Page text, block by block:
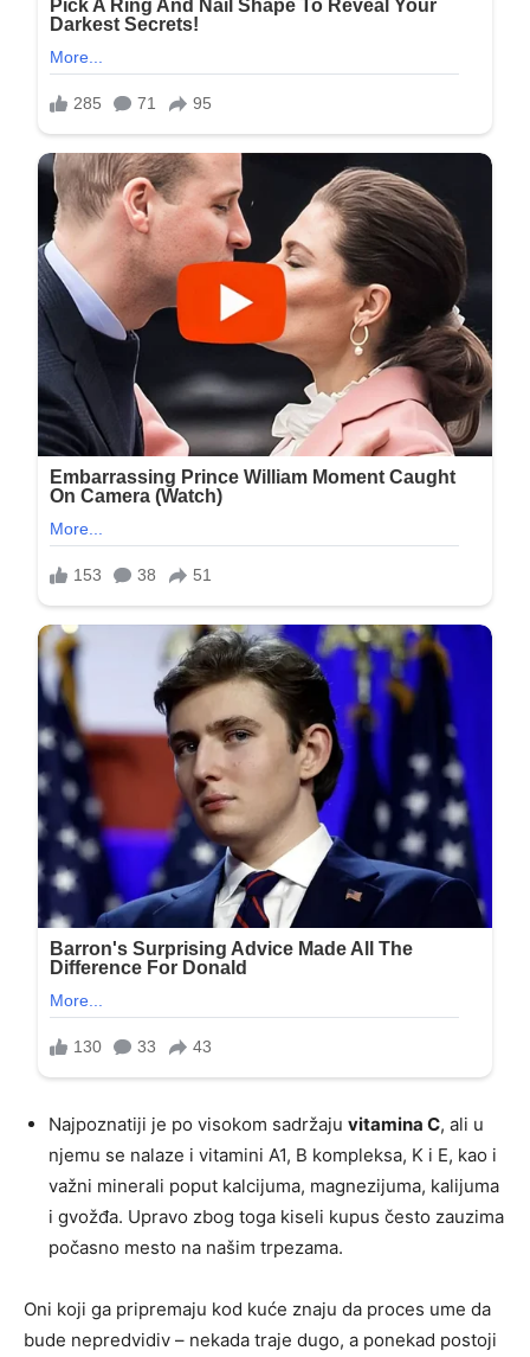
Najpoznatiji je po visokom sadržaju vitamina C, ali u
njemu se nalaze i vitamini A1, B kompleksa, K i E, kao i
važni minerali poput kalcijuma, magnezijuma, kalijuma
i gvožđa. Upravo zbog toga kiseli kupus često zauzima
počasno mesto na našim trpezama.
Oni koji ga pripremaju kod kuće znaju da proces ume da
bude nepredvidiv – nekada traje dugo, a ponekad postoji